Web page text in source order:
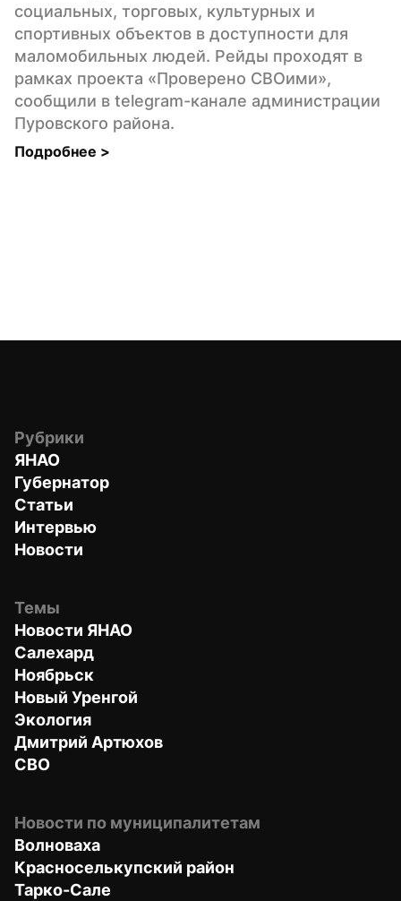
социальных, торговых, культурных и
спортивных объектов в доступности для
маломобильных людей. Рейды проходят в
рамках проекта «Проверено СВОими»,
сообщили в telegram-канале администрации
Пуровского района.
Подробнее >
Рубрики
ЯНАО
Губернатор
Статьи
Интервью
Новости
Темы
Новости ЯНАО
Салехард
Ноябрьск
Новый Уренгой
Экология
Дмитрий Артюхов
СВО
Новости по муниципалитетам
Волноваха
Красноселькупский район
Тарко-Сале